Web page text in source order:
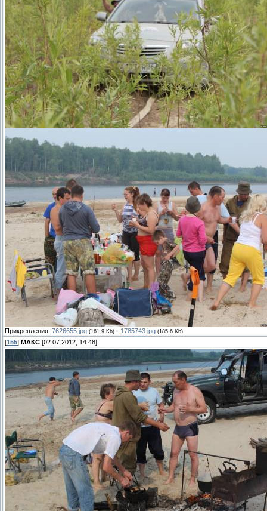
Прикрепления: 7626655.jpg (161.9 Kb) · 1785743.jpg (185.6 Kb)
[155] МАКС [02.07.2012, 14:48]